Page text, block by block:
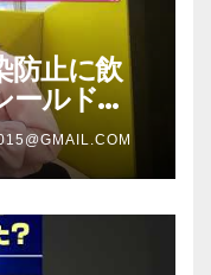
防止に飲
ールド
ＢＣ福井
映像